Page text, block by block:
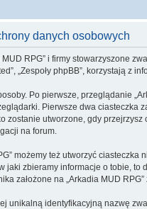
danych osobowych
RPG” i firmy stowarzyszone
„Zespoły phpBB”, korzystają
Po pierwsze, przeglądanie
Pierwsze dwa ciasteczka
zostanie utworzone, gdy
na forum.
możemy też utworzyć
jaki zbieramy informacje o tobie,
założone na „Arkadia MUD
unikalną identyfikacyjną nazwę